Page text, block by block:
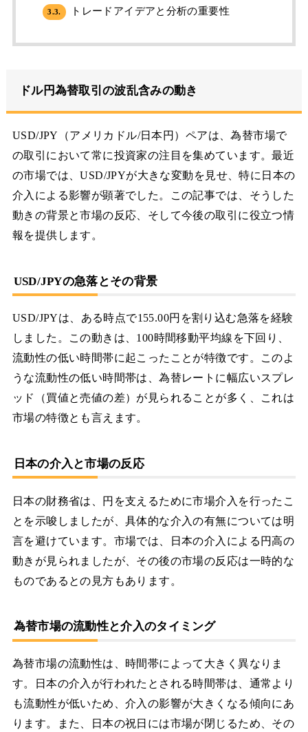
3.3. トレードアイデアと分析の重要性
ドル円為替取引の波乱含みの動き
USD/JPY（アメリカドル/日本円）ペアは、為替市場で
の取引において常に投資家の注目を集めています。最近
の市場では、USD/JPYが大きな変動を見せ、特に日本の
介入による影響が顕著でした。この記事では、そうした
動きの背景と市場の反応、そして今後の取引に役立つ情
報を提供します。
USD/JPYの急落とその背景
USD/JPYは、ある時点で155.00円を割り込む急落を経験
しました。この動きは、100時間移動平均線を下回り、
流動性の低い時間帯に起こったことが特徴です。このよ
うな流動性の低い時間帯は、為替レートに幅広いスプレ
ッド（買値と売値の差）が見られることが多く、これは
市場の特徴とも言えます。
日本の介入と市場の反応
日本の財務省は、円を支えるために市場介入を行ったこ
とを示唆しましたが、具体的な介入の有無については明
言を避けています。市場では、日本の介入による円高の
動きが見られましたが、その後の市場の反応は一時的な
ものであるとの見方もあります。
為替市場の流動性と介入のタイミング
為替市場の流動性は、時間帯によって大きく異なりま
す。日本の介入が行われたとされる時間帯は、通常より
も流動性が低いため、介入の影響が大きくなる傾向にあ
ります。また、日本の祝日には市場が閉じるため、その